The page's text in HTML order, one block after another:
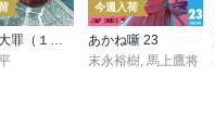
九条の大罪（１７）
今週入荷
あかね噺 23
末永裕樹, 馬上鷹将